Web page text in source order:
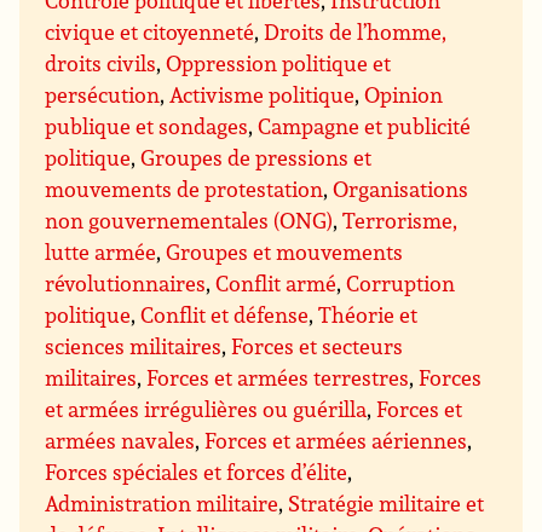
civique et citoyenneté,Droits de l’homme,
droits civils,Oppression politique et
persécution,Activisme politique,Opinion
publique et sondages,Campagne et publicité
politique,Groupes de pressions et
mouvements de protestation,Organisations
non gouvernementales (ONG),Terrorisme,
lutte armée,Groupes et mouvements
révolutionnaires,Conflit armé,Corruption
politique,Conflit et défense,Théorie et
sciences militaires,Forces et secteurs
militaires,Forces et armées terrestres,Forces
et armées irrégulières ou guérilla,Forces et
armées navales,Forces et armées aériennes,
Forces spéciales et forces d’élite,
Administration militaire, Stratégie militaire et